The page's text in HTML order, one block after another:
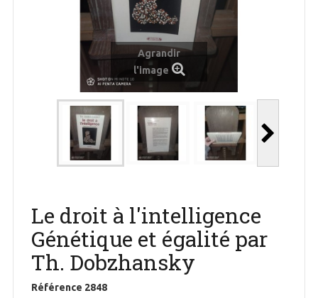
Agrandir
l'image
Le droit à l'intelligence
Génétique et égalité par
Th. Dobzhansky
Référence 2848